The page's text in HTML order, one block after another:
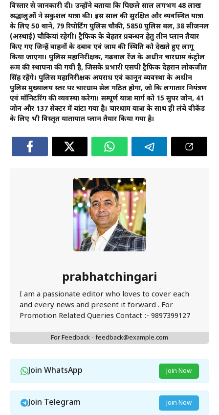
विस्तार से जानकारी दी। उन्होंने बताया कि पिछले साल लगभग 48 लाख
श्रद्धालुओं ने सकुशल यात्रा की। इस साल की सुरक्षित और व्यवस्थित यात्रा
के लिए 50 थाने, 79 रिपोर्टिंग पुलिस चौकी, 5850 पुलिस बल, 38 सीजनल
(अस्थाई) चौकियां रहेगी। ट्रैफिक के बेहतर प्रबन्धन हेतु तीन प्लान तैयार
किए गए जिन्हें वाहनों के दबाव एवं जाम की स्थिति को देखते हुए लागू
किया जाएगा। पुलिस महानिरीक्षक, गढ़वाल रेंज के अधीन चारधाम कंट्रोल
रूम की स्थापना की गयी है, जिसके प्रभारी एसपी ट्रैफिक देहरादून लोकजीत
सिंह रहेंगे। पुलिस महानिरीक्षक अपराध एवं कानून व्यवस्था के अधीन
पुलिस मुख्यालय स्तर पर चारधाम सेल गठित होगा, जो कि लगातार नियंत्रण
एवं मॉनिटरिंग की व्यवस्था करेगा। सम्पूर्ण यात्रा मार्ग को 15 सुपर जोन, 41
जोन और 137 सेक्टर में बांटा गया है। चारधाम यात्रा के साथ ही लंबे वीकेंड
के लिए भी विस्तृत यातायात प्लान तैयार किया गया है।
prabhatchingari
I am a passionate editor who loves to cover each
and every news and present it forward . For
Promotion Related Queries Contact :- 9897399127
For Feedback - feedback@example.com
Join WhatsApp Join Now
Join Telegram Join Now